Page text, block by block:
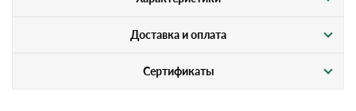
Доставка и оплата
Сертификаты